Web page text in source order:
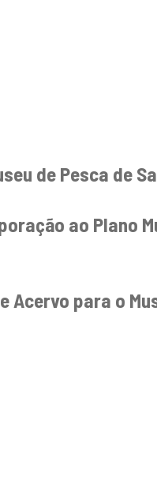
de Pesca de
ao Plano
para o